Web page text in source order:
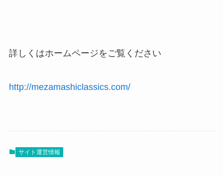
詳しくはホームページをご覧ください
http://mezamashiclassics.com/
サイト運営情報